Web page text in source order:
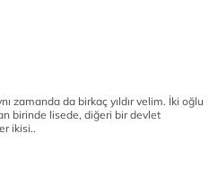
zamanda da birkaç yıldır velim. İki oğlu
birinde lisede, diğeri bir devlet
ikisi..